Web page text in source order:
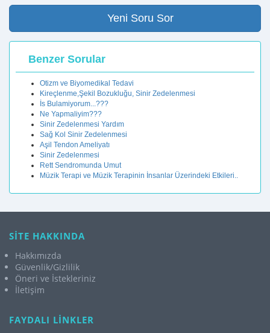
Yeni Soru Sor
Benzer Sorular
Otizm ve Biyomedikal Tedavi
Kireçlenme,Şekil Bozukluğu, Sinir Zedelenmesi
İs Bulamiyorum...???
Ne Yapmaliyim???
Sinir Zedelenmesi Yardım
Sağ Kol Sinir Zedelenmesi
Aşil Tendon Ameliyatı
Sinir Zedelenmesi
Rett Sendromunda Umut
Müzik Terapi ve Müzik Terapinin İnsanlar Üzerindeki Etkileri..
SİTE HAKKINDA
Hakkımızda
Güvenlik/Gizlilik
Öneri ve İstekleriniz
İletişim
FAYDALI LİNKLER